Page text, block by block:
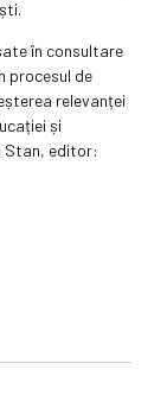
în consultare
procesul de
relevanței
și
Stan, editor: